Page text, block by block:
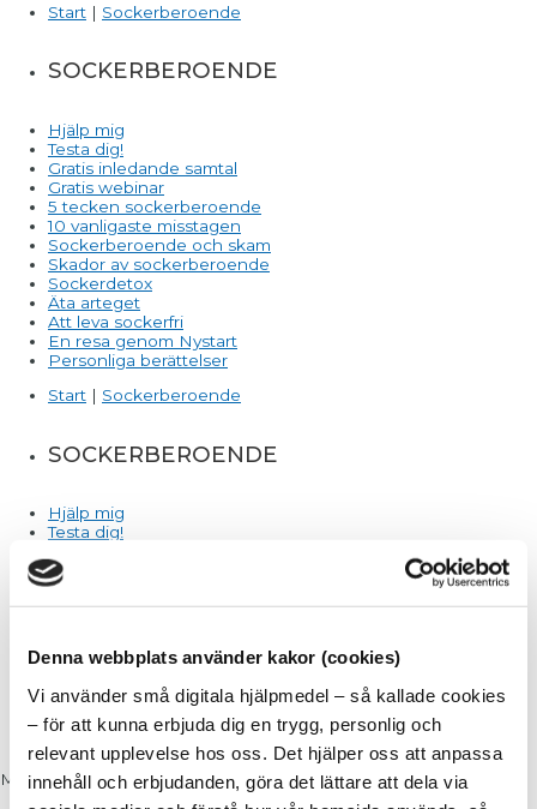
Denna webbplats använder kakor (cookies)
Vi använder små digitala hjälpmedel – så kallade cookies
– för att kunna erbjuda dig en trygg, personlig och
relevant upplevelse hos oss. Det hjälper oss att anpassa
innehåll och erbjudanden, göra det lättare att dela via
Start | Sockerberoende
SOCKERBEROENDE
Hjälp mig
Testa dig!
Gratis inledande samtal
Gratis webinar
5 tecken sockerberoende
10 vanligaste misstagen
Sockerberoende och skam
Skador av sockerberoende
Sockerdetox
Äta arteget
Att leva sockerfri
En resa genom Nystart
Personliga berättelser
Start | Sockerberoende
SOCKERBEROENDE
Hjälp mig
Testa dig!
Gratis webinar
5 tecken sockerberoende
10 vanligaste misstagen
Skador av sockerberoende
Sockerdetox
Äta arteget
Att leva sockerfri
En resa genom Nystart
Personliga berättelser
Meny